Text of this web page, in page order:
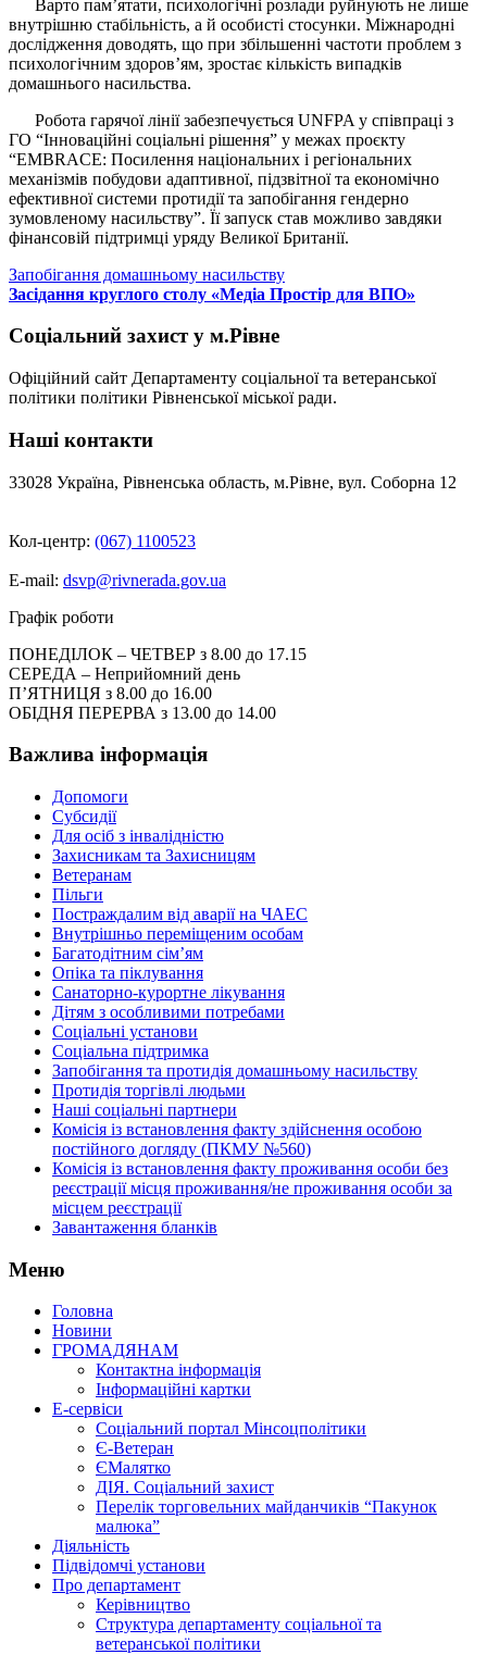
Варто пам’ятати, психологічні розлади руйнують не лише
внутрішню стабільність, а й особисті стосунки. Міжнародні
дослідження доводять, що при збільшенні частоти проблем з
психологічним здоров’ям, зростає кількість випадків
домашнього насильства.
Робота гарячої лінії забезпечується UNFPA у співпраці з
ГО “Інноваційні соціальні рішення” у межах проєкту
“EMBRACE: Посилення національних і регіональних
механізмів побудови адаптивної, підзвітної та економічно
ефективної системи протидії та запобігання гендерно
зумовленому насильству”. Її запуск став можливо завдяки
фінансовій підтримці уряду Великої Британії.
Навігація
записів
Запобігання домашньому насильству
Засідання круглого столу «Медіа Простір для ВПО»
Соціальний захист у м.Рівне
Офіційний сайт Департаменту соціальної та ветеранської
політики політики Рівненської міської ради.
Наші контакти
33028 Україна, Рівненська область, м.Рівне, вул. Соборна 12
Кол-центр: (067) 1100523
E-mail: dsvp@rivnerada.gov.ua
Графік роботи
ПОНЕДІЛОК – ЧЕТВЕР з 8.00 до 17.15
СЕРЕДА – Неприйомний день
П’ЯТНИЦЯ з 8.00 до 16.00
ОБІДНЯ ПЕРЕРВА з 13.00 до 14.00
Важлива інформація
Допомоги
Субсидії
Для осіб з інвалідністю
Захисникам та Захисницям
Ветеранам
Пільги
Постраждалим від аварії на ЧАЕС
Внутрішньо переміщеним особам
Багатодітним сім’ям
Опіка та піклування
Санаторно-курортне лікування
Дітям з особливими потребами
Соціальні установи
Соціальна підтримка
Запобігання та протидія домашньому насильству
Протидія торгівлі людьми
Наші соціальні партнери
Комісія із встановлення факту здійснення особою
постійного догляду (ПКМУ №560)
Комісія із встановлення факту проживання особи без
реєстрації місця проживання/не проживання особи за
місцем реєстрації
Завантаження бланків
Меню
Головна
Новини
ГРОМАДЯНАМ
Контактна інформація
Інформаційні картки
Е-сервіси
Соціальний портал Мінсоцполітики
Є-Ветеран
ЄМалятко
ДІЯ. Соціальний захист
Перелік торговельних майданчиків “Пакунок
малюка”
Діяльність
Підвідомчі установи
Про департамент
Керівництво
Структура департаменту соціальної та
ветеранської політики